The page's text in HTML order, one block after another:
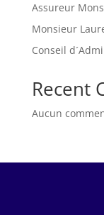
Assureur
Monsieur
Conseil
Recent
Aucun